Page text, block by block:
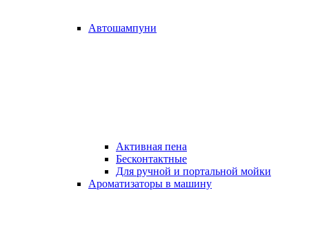
Автошампуни
Активная пена
Бесконтактные
Для ручной и портальной мойки
Ароматизаторы в машину